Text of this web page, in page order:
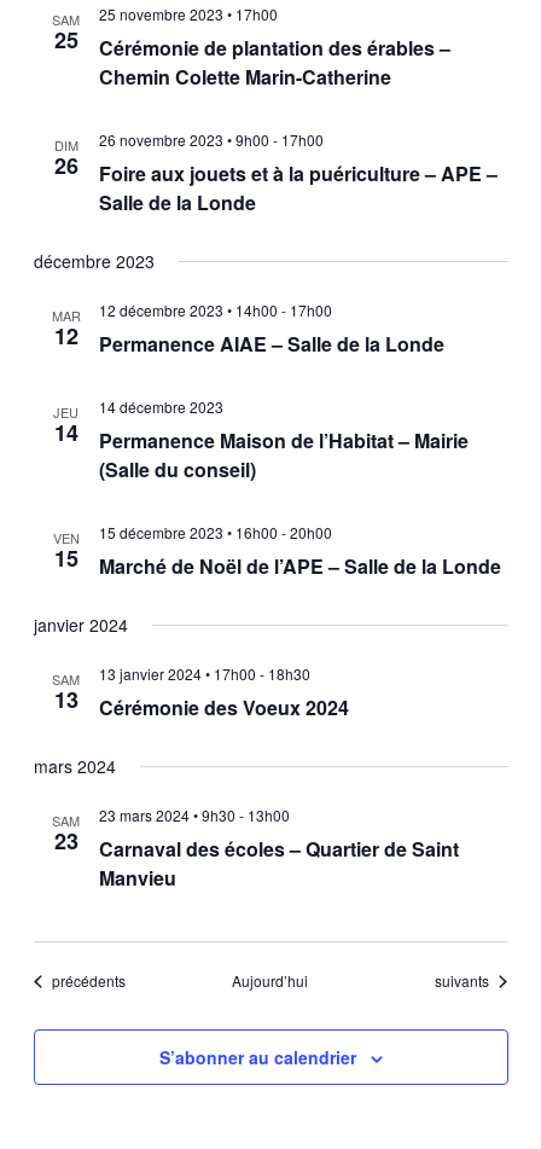
SAM
25
Cérémonie de plantation des érables –
Chemin Colette Marin-Catherine
25 novembre 2023 • 17h00
DIM
26
Foire aux jouets et à la puériculture – APE –
Salle de la Londe
26 novembre 2023 • 9h00 - 17h00
décembre 2023
MAR
12 Permanence AIAE – Salle de la Londe
12 décembre 2023 • 14h00 - 17h00
JEU
14
Permanence Maison de l’Habitat – Mairie
(Salle du conseil)
14 décembre 2023
VEN
15 Marché de Noël de l’APE – Salle de la Londe
15 décembre 2023 • 16h00 -20h00
janvier 2024
SAM
13 Cérémonie des Voeux 2024
13 janvier 2024 • 17h00 - 18h30
mars 2024
SAM
23
Carnaval des écoles – Quartier de Saint
Manvieu
23 mars 2024 • 9h30 - 13h00
Évènements
précédents Aujourd’hui Évènements
suivants
S’abonner au calendrier